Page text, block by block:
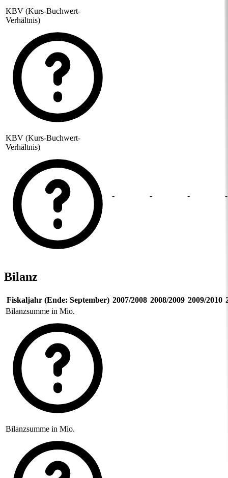
KBV (Kurs-Buchwert-
Verhältnis)
KBV (Kurs-Buchwert-
Verhältnis)
- - - -
Bilanz
Fiskaljahr (Ende: September) 2007/2008 2008/2009 2009/2010
Bilanzsumme in Mio.
Bilanzsumme in Mio.